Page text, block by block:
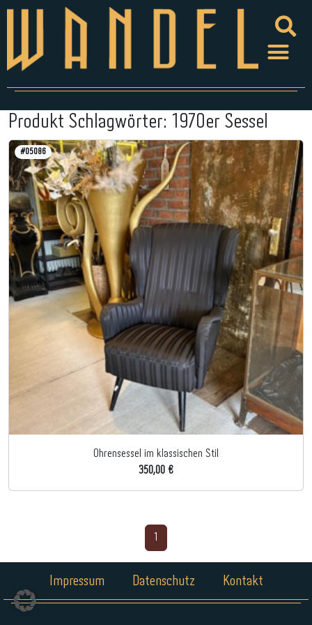
Produkt Schlagwörter: 1970er Sessel
#05086
Ohrensessel im klassischen Stil
350,00 €
Impressum Datenschutz Kontakt